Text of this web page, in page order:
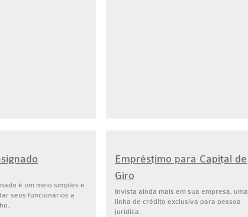
é um meio simples e
seus funcionários a
Empréstimo para Capital de
Giro
Invista ainda mais em sua empresa, uma
linha de crédito exclusiva para pessoa
jurídica.